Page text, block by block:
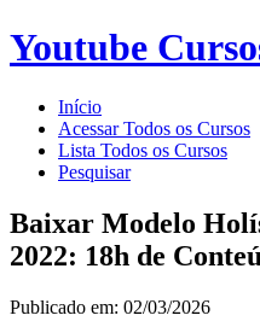
Youtube
Início
Acessar Todos os Cursos
Lista Todos os Cursos
Pesquisar
Baixar Modelo
2022: 18h de
Publicado em: 02/03/2026